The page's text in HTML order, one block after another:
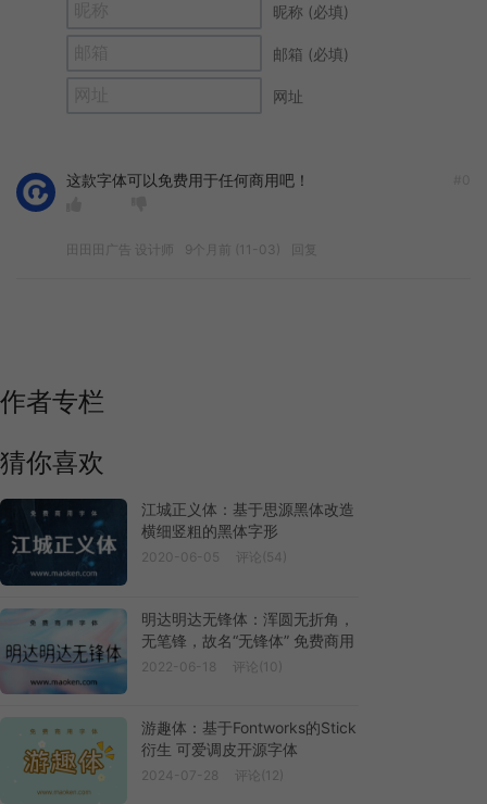
昵称 (必填)
邮箱 (必填)
网址
这款字体可以免费用于任何商用吧！
田田田广告 设计师 9个月前 (11-03) 回复
作者专栏
猜你喜欢
江城正义体：基于思源黑体改造
横细竖粗的黑体字形
2020-06-05 评论(54)
明达明达无锋体：浑圆无折角，
无笔锋，故名“无锋体” 免费商用
2022-06-18 评论(10)
游趣体：基于Fontworks的Stick
衍生 可爱调皮开源字体
2024-07-28 评论(12)